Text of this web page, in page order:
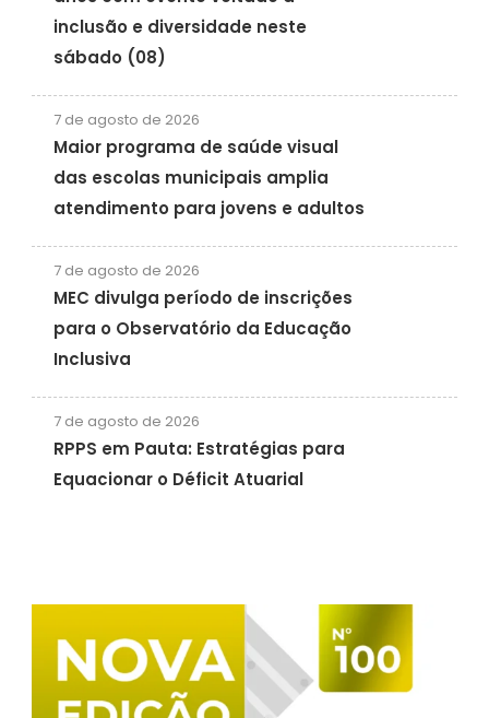
inclusão e diversidade neste
sábado (08)
7 de agosto de 2026
Maior programa de saúde visual
das escolas municipais amplia
atendimento para jovens e adultos
7 de agosto de 2026
MEC divulga período de inscrições
para o Observatório da Educação
Inclusiva
7 de agosto de 2026
RPPS em Pauta: Estratégias para
Equacionar o Déficit Atuarial